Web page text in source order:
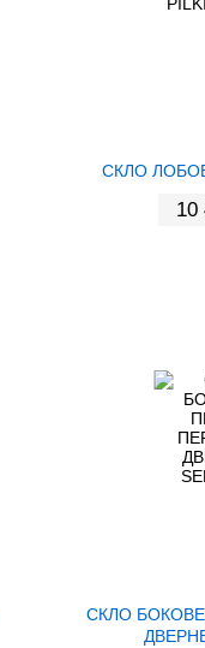
СКЛО
10
СКЛО